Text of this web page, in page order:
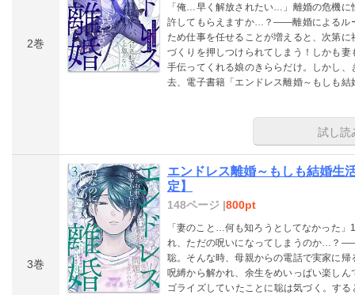
2巻
「俺…早く解放されたい…」離婚の危機に
許してもらえますか…？――離婚によるル
ため仕事を任せることが増えると、次第
づくりを押しつけられてしまう！しかも
手伝ってくれる娘のきららだけ。しかし
去、電子書籍「エンドレス離婚～もしも結
試し読
3巻
エンドレス離婚～もしも結婚生
定】
148ページ |800pt
「妻のこと…何も知ろうとしてなかった
れ、ただの呪いになってしまうのか…？
聡。そんな時、母親からの電話で実家に
呪縛から解かれ、余生をめいっぱい楽し
ゴライズしていたことに聡は気づく。す